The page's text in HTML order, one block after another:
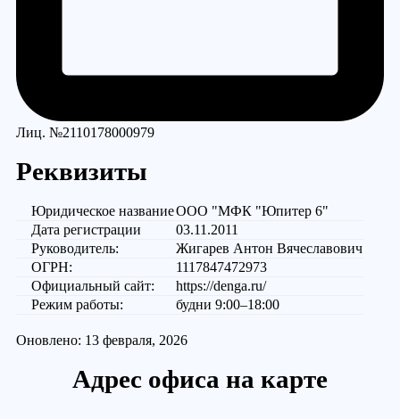
Реквизиты
Юридическое названиеООО "МФК "Юпитер 6"
Дата регистрации
03.11.2011
Руководитель:
Жигарев Антон Вячеславович
ОГРН:
1117847472973
Официальный сайт:
https://denga.ru/
Режим работы:
будни 9:00–18:00
Оновлено: 13 февраля, 2026
Лиц. №2110178000979
Адрес офиса на карте